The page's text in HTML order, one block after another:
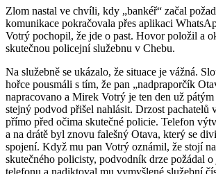
Zlom nastal ve chvíli, kdy „bankéř“ začal
komunikace pokračovala přes aplikaci
Votrý pochopil, že jde o past. Hovor položil a
skutečnou policejní služebnu v Chebu.
Na služebně se ukázalo, že situace je vážná.
hořce pousmáli s tím, že pan „nadpraporčík
napracovano a Mirek Votrý je ten den už
stejný podvod přišel nahlásit. Drzost pachatelů
přímo před očima skutečné policie. Telefon
a na drátě byl znovu falešný Otava, který se
spojení. Když mu pan Votrý oznámil, že stojí
skutečného policisty, podvodník drze požádal
telefonu a nadiktoval mu vymyšlené služební